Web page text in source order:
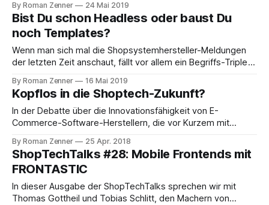
ich war wirklich gespannt, was mich erwarten würde, denn
diese Veranstaltung beobachte ich schon seit vielen Jahren
(hier ein paar Recaps von 2012,
By Roman Zenner 24 Mai 2019
Bist Du schon Headless oder baust Du
noch Templates?
Wenn man sich mal die Shopsystemhersteller-Meldungen
der letzten Zeit anschaut, fällt vor allem ein Begriffs-Triple
#Headless, #APIs und #Cloud. Gerade frisch von der
Magento-Imagine etwa erreicht uns über fleißige Twitterer
die Meldung, das Magento in Zukunft auch eine
By Roman Zenner 16 Mai 2019
Kopflos in die Shoptech-Zukunft?
In der Debatte über die Innovationsfähigkeit von E-
Commerce-Software-Herstellern, die vor Kurzem mit
wieder entflammt ist, hat Jochen einen Tweet abgesetzt,
der mich zum Nachdenken gebracht hat:
https://twitter.com/jkrisch/status/980055119441137664 Da
ist tatsächlich mehr dran, als es auf
By Roman Zenner 25 Apr. 2018
ShopTechTalks #28: Mobile Frontends mit
FRONTASTIC
In dieser Ausgabe der ShopTechTalks sprechen wir mit
Thomas Gottheil und Tobias Schlitt, den Machern von